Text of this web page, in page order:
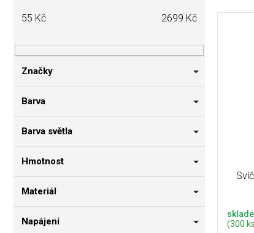
a
n
í
a
55 Kč 2699 Kč
Značky
Barva
Barva světla
Hmotnost
Materiál
Napájení
e
(300